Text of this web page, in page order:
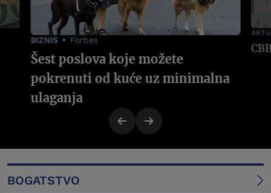
BIZNIS Forbes
Šest poslova koje možete
pokrenuti od kuće uz minimalna
ulaganja
BOGATSTVO